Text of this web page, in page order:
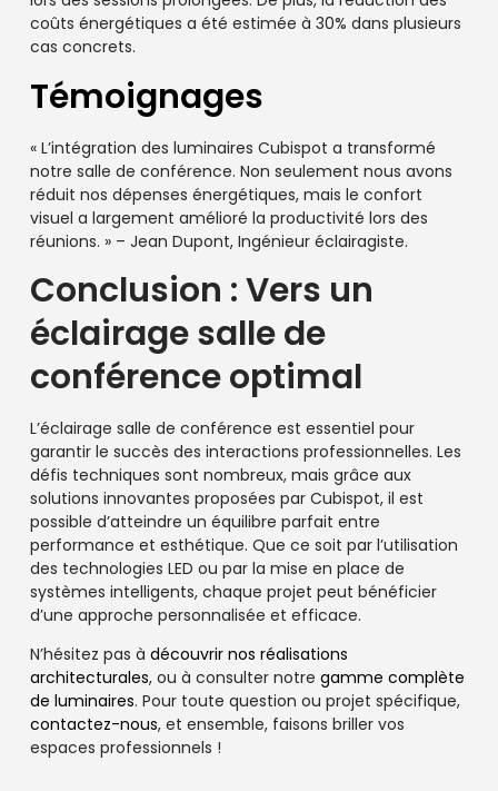
coûts énergétiques a été estimée à 30% dans plusieurs
cas concrets.
Témoignages
« L’intégration des luminaires Cubispot a transformé
notre salle de conférence. Non seulement nous avons
réduit nos dépenses énergétiques, mais le confort
visuel a largement amélioré la productivité lors des
réunions. » – Jean Dupont, Ingénieur éclairagiste.
Conclusion : Vers un
éclairage salle de
conférence optimal
L’éclairage salle de conférence est essentiel pour
garantir le succès des interactions professionnelles. Les
défis techniques sont nombreux, mais grâce aux
solutions innovantes proposées par Cubispot, il est
possible d’atteindre un équilibre parfait entre
performance et esthétique. Que ce soit par l’utilisation
des technologies LED ou par la mise en place de
systèmes intelligents, chaque projet peut bénéficier
d’une approche personnalisée et efficace.
N’hésitez pas à découvrir nos réalisations
architecturales, ou à consulter notre gamme complète
de luminaires. Pour toute question ou projet spécifique,
contactez-nous, et ensemble, faisons briller vos
espaces professionnels !